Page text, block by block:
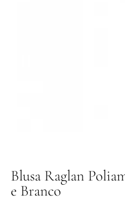
Blusa Raglan
e Branco